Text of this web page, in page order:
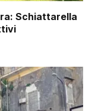
Schiattarella